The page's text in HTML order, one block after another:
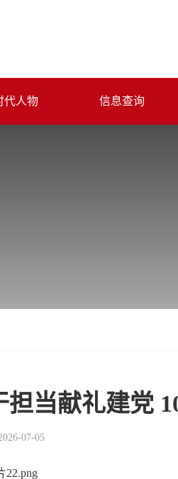
代人物 信息查询
当献礼建党
07-05